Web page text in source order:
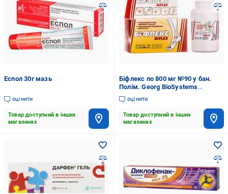
Еспол 30г мазь
оцінити
Товар доступний в інших
магазинах
Біфлекс по 800 мг №90 у бан.
Полім. Georg BioSystems
капсули
оцінити
Товар доступний в інших
магазинах